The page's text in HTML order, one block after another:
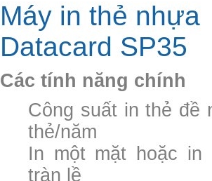
Máy in thẻ nhựa
Datacard SP35
Các tính năng chính
Công suất in thẻ đề
thẻ/năm
In một mặt hoặc in
tràn lề